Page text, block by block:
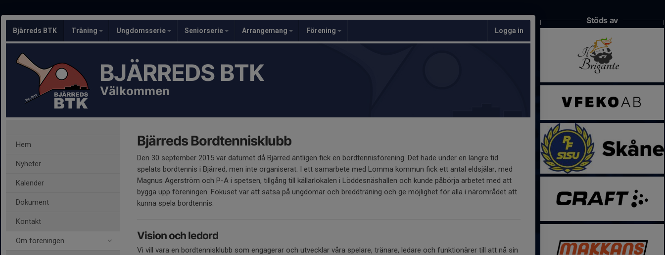
Bjärreds BTK Träning Ungdomsserie Seniorserie Arrangemang Förening Logga in
BJÄRREDS BTK
Välkommen
Hem
Nyheter
Kalender
Dokument
Kontakt
Om föreningen
Bjärreds Bordtennisklubb
Den 30 september 2015 var datumet då Bjärred äntligen fick en bordtennisförening. Det hade under en längre tid
spelats bordtennis i Bjärred, men inte organiserat. I ett samarbete med Lomma kommun fick ett antal eldsjälar, med
Magnus Agerström och P-A i spetsen, tillgång till källarlokalen i Löddesnäshallen och kunde påbörja arbetet med att
bygga upp föreningen. Fokuset var att satsa på ungdomar och breddträning och ge möjlighet för alla i närområdet att
kunna spela bordtennis.
Vision och ledord
Vi vill vara en bordtennisklubb som engagerar och utvecklar våra spelare, tränare, ledare och funktionärer till att nå sin
Stöds av